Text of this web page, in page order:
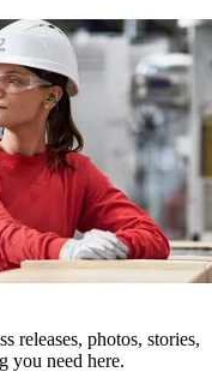
releases, photos, stories,
you need here.